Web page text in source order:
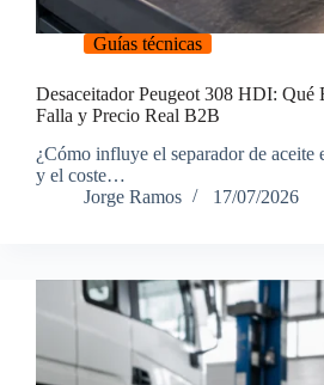
Guías técnicas
Desaceitador Peugeot 308 HDI: Qué
Falla y Precio Real B2B
¿Cómo influye el separador de aceite
y el coste…
Jorge Ramos
17/07/2026